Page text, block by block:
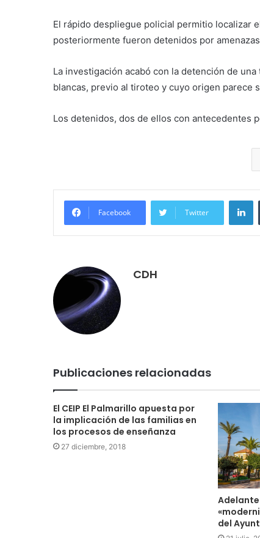
El rápido despliegue policial permitio localizar
posteriormente fueron detenidos por
La investigación acabó con la detención de
blancas, previo al tiroteo y cuyo origen parece
Los detenidos, dos de ellos con antecedentes
Facebook Twitter
CDH
Publicaciones relacionadas
El CEIP El Palmarillo apuesta por
la implicación de las familias en
los procesos de enseñanza
27 diciembre, 2018
Adelante
del